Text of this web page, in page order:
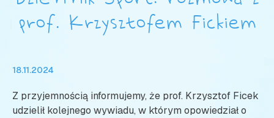
prof. Krzysztofem Fickiem
18.11.2024
Z przyjemnością informujemy, że prof. Krzysztof Ficek
udzielił kolejnego wywiadu, w którym opowiedział o